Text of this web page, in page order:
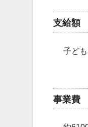
支給額
子ど
事業費